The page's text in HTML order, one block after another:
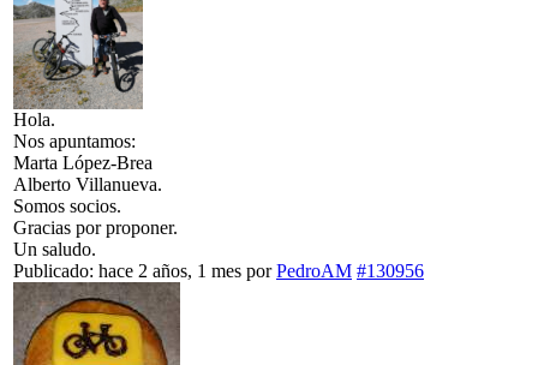
Hola.
Nos apuntamos:
Marta López-Brea
Alberto Villanueva.
Somos socios.
Gracias por proponer.
Un saludo.
Publicado: hace 2 años, 1 mes porPedroAM #130956